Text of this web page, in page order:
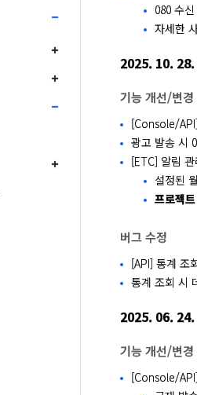
080 수
자세한
2025. 10. 28.
기능 개선/변경
[Console/
광고 발송 시
[ETC] 알림
설정된
프로젝
버그 수정
[API] 통계 조
통계 조회 시
2025. 06. 24.
기능 개선/변경
[Console/